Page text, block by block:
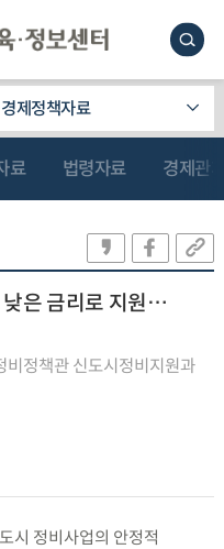
경제정책자료
료 법령자료 경제관
낮은 금리로 지원…
비정책관 신도시정비지원과
시 정비사업의 안정적